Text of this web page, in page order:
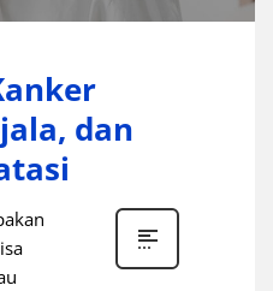
dan